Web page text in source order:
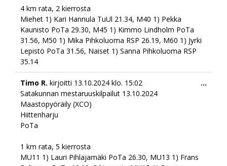
4 km rata, 2 kierrosta
Miehet 1) Kari Hannula TuUl 21.34, M40 1) Pekka
Kaunisto PoTa 29.30, M45 1) Kimmo Lindholm PoTa
31.56, M50 1) Mika Pihkoluoma RSP 26.19, M60 1) Jyrki
Lepistö PoTa 31.56, Naiset 1) Sanna Pihkoluoma RSP
35.14
Timo R. kirjoitti 13.10.2024 klo. 15:02
Satakunnan mestaruuskilpailut 13.10.2024
Maastopyöräily (XCO)
Hiittenharju
PoTa
1 km rata, 5 kierrosta
MU11 1) Lauri Pihlajamäki PoTa 26.30, MU13 1) Frans
...